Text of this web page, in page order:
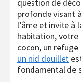
question de
profonde visant
l’âme et invite à
habitation, votre
cocon, un
un nid douillet
fondamental de